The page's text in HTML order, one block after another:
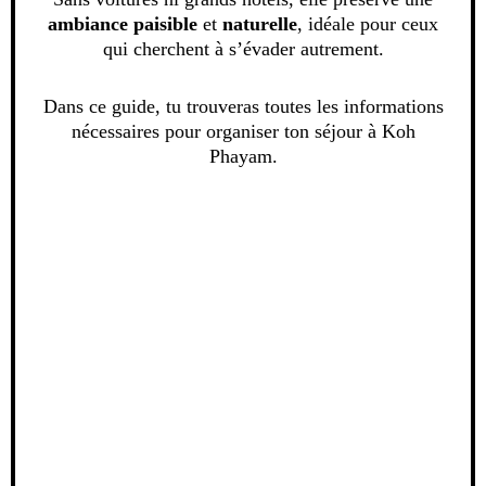
ambiance paisible et naturelle, idéale pour ceux
qui cherchent à s’évader autrement.
Dans ce guide, tu trouveras toutes les informations
nécessaires pour organiser ton séjour à Koh
Phayam.